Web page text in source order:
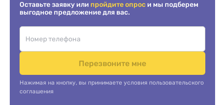
Оставьте заявку или пройдите опрос и мы подберем
выгодное предложение для вас.
Перезвоните мне
Нажимая на кнопку, вы принимаете условия пользовательского
соглашения